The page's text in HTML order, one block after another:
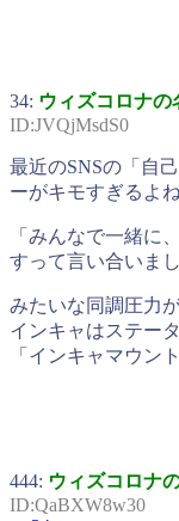
34: ウィズコロナの
ID:JVQjMsdS0
最近のSNSの「自
ーがキモすぎるよ
「みんなで一緒に
すって言い合いま
みたいな同調圧力
インキャはステー
「インキャマウン
444: ウィズコロナ
ID:QaBXW8w30